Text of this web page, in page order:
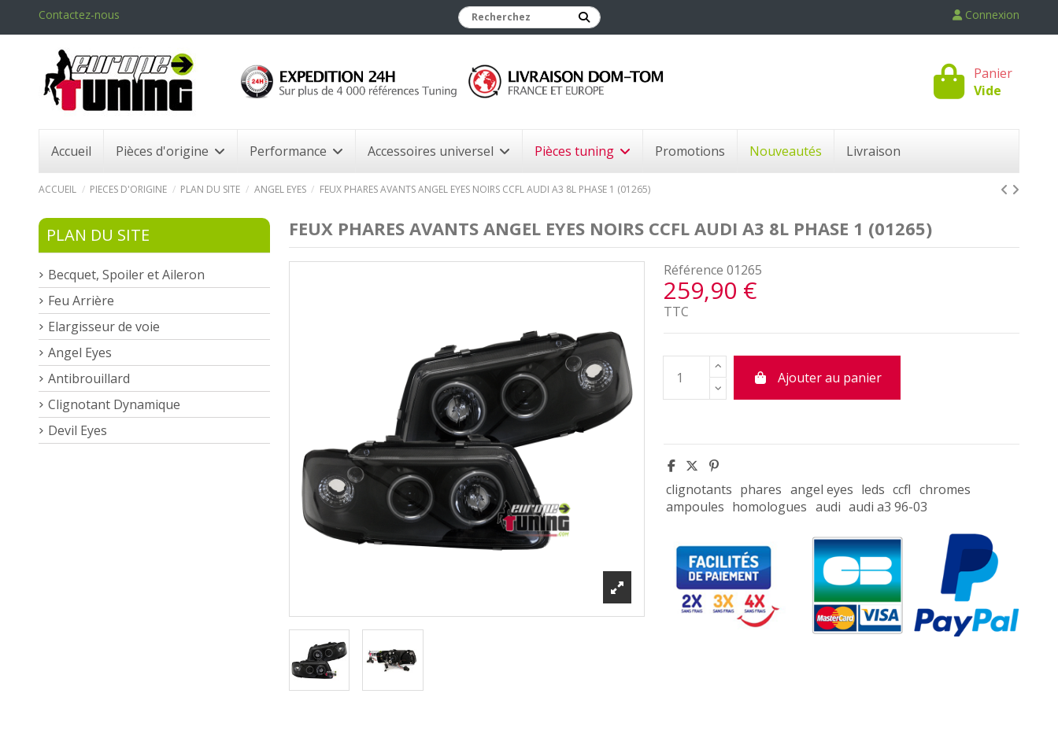
Contactez-nous Connexion
Panier
Vide
Accueil Pièces d'origine Performance Accessoires universel Pièces tuning Promotions Nouveautés Livraison
ACCUEIL PIECES D'ORIGINE PLAN DU SITE ANGEL EYES FEUX PHARES AVANTS ANGEL EYES NOIRS CCFL AUDI A3 8L PHASE 1 (01265)
FEUX PHARES AVANTS ANGEL EYES NOIRS CCFL AUDI A3 8L PHASE 1 (01265)
Référence 01265
259,90 €
TTC
Ajouter au panier
clignotants phares angel eyes leds ccfl chromes
ampoules homologues audi audi a3 96-03
PLAN DU SITE
Becquet, Spoiler et Aileron
Feu Arrière
Elargisseur de voie
Angel Eyes
Antibrouillard
Clignotant Dynamique
Devil Eyes